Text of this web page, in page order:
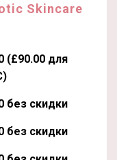
Skincare
(£90.00 для
без скидки
без скидки